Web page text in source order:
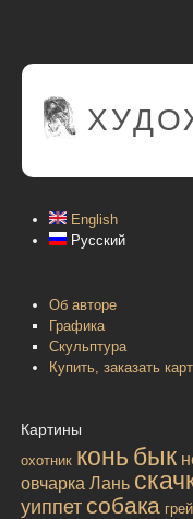
English
Русский
Об авторе
Графика
Скульптура
Купить, заказать
Картины
охотник конь бык
овчарка Лань
уиппет собака